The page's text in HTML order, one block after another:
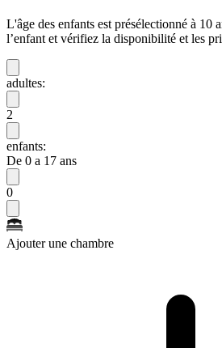
L'âge des enfants est présélectionné à 10
l’enfant et vérifiez la disponibilité et les
adultes:
2
enfants:
De 0 a 17 ans
0
Ajouter une chambre